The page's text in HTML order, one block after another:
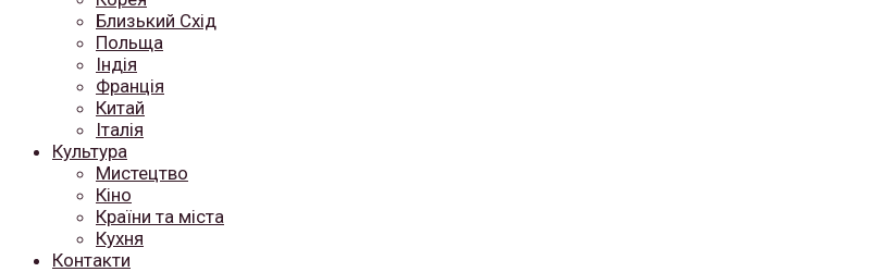
Близький Схід
Польща
Індія
Франція
Китай
Італія
Культура
Мистецтво
Кіно
Країни та міста
Кухня
Контакти